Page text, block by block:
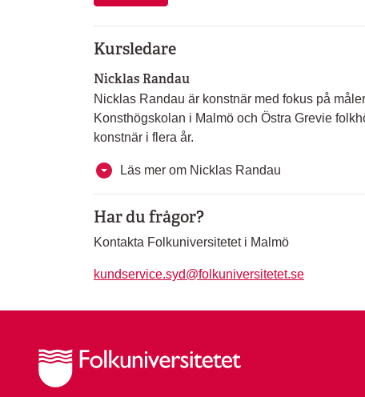
Kursledare
Nicklas Randau
Nicklas Randau är konstnär med fokus på
Konsthögskolan i Malmö och Östra Grevie
konstnär i flera år.
Läs mer om Nicklas Randau
Har du frågor?
Kontakta Folkuniversitetet i Malmö
kundservice.syd@folkuniversitetet.se